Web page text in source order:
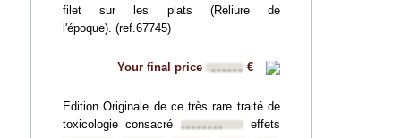
filet sur les plats (Reliure de
l'époque). (ref.67745)
Your final price •••••• €
Edition Originale de ce très rare traité de
toxicologie consacré •••••••• effets